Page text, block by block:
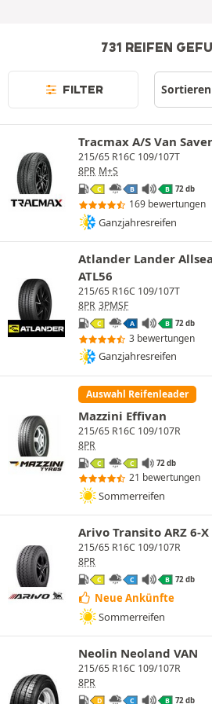
731 REIFEN
FILTER
Tracmax A/S Van Saver
215/65 R16C 109/107T
8PR M+S
C B B 72 db
169 bewertungen
Ganzjahresreifen
Atlander Lander
ATL56
215/65 R16C 109/107T
8PR 3PMSF
C A B 72 db
3 bewertungen
Ganzjahresreifen
Auswahl Reifenleader
Mazzini Effivan
215/65 R16C 109/107R
8PR
C C 72 db
21 bewertungen
Sommerreifen
Arivo Transito ARZ 6-X
215/65 R16C 109/107R
8PR
C C B 72 db
Neue Ankünfte
Sommerreifen
Neolin Neoland VAN
215/65 R16C 109/107R
8PR
D C B 72 db